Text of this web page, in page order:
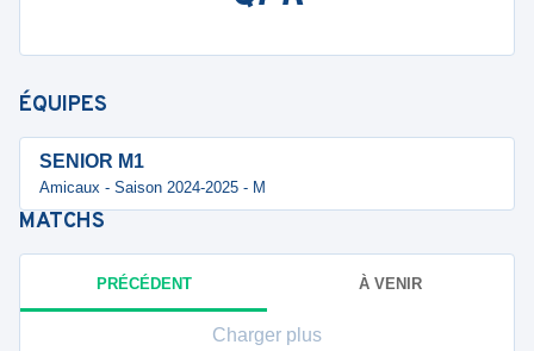
ÉQUIPES
SENIOR M1
Amicaux - Saison 2024-2025 - M
MATCHS
PRÉCÉDENT À VENIR
Charger plus